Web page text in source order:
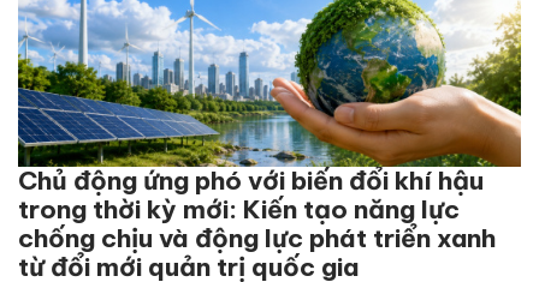
Chủ động ứng phó với biến đổi khí hậu
trong thời kỳ mới: Kiến tạo năng lực
chống chịu và động lực phát triển xanh
từ đổi mới quản trị quốc gia